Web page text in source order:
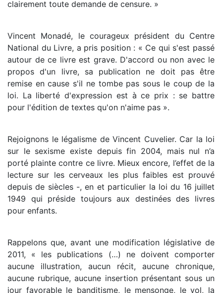
clairement toute demande de censure. »
Vincent Monadé, le courageux président du Centre
National du Livre, a pris position : « Ce qui s'est passé
autour de ce livre est grave. D'accord ou non avec le
propos d'un livre, sa publication ne doit pas être
remise en cause s'il ne tombe pas sous le coup de la
loi. La liberté d'expression est à ce prix : se battre
pour l'édition de textes qu'on n'aime pas ».
Rejoignons le légalisme de Vincent Cuvelier. Car la loi
sur le sexisme existe depuis fin 2004, mais nul n’a
porté plainte contre ce livre. Mieux encore, l’effet de la
lecture sur les cerveaux les plus faibles est prouvé
depuis de siècles -, en et particulier la loi du 16 juillet
1949 qui préside toujours aux destinées des livres
pour enfants.
Rappelons que, avant une modification législative de
2011, « les publications (…) ne doivent comporter
aucune illustration, aucun récit, aucune chronique,
aucune rubrique, aucune insertion présentant sous un
jour favorable le banditisme, le mensonge, le vol, la